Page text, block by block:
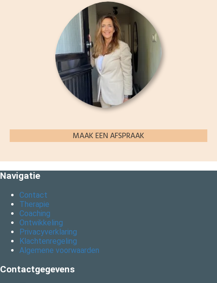
MAAK EEN AFSPRAAK
Navigatie
Contact
Therapie
Coaching
Ontwikkeling
Privacyverklaring
Klachtenregeling
Algemene voorwaarden
Contactgegevens